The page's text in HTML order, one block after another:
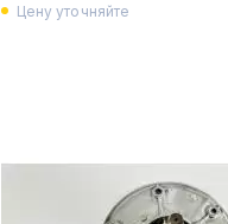
Цену уточняйте